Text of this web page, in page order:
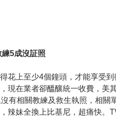
5成沒証照
花上至少4個鐘頭，才能享受
現在業者卻醞釀統一收費，美
有相關教練及救生執照，相關
辣妹全換上比基尼，超痛快。